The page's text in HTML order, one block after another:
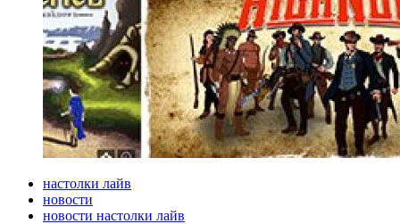
настолки лайв
новости
новости настолки лайв